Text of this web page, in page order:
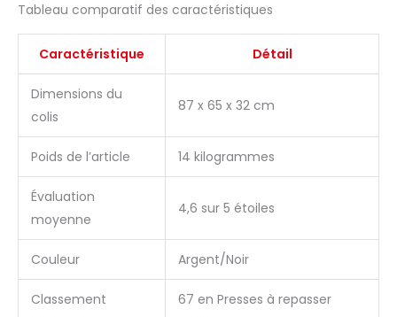
g par minute, sans
aucune goutte d'eau.
Facile à transporter et
à ranger. Poids net : 12,5
couleur argentée/noire.
uniquement à des fins
d'illustration. Utilisation
maximale
recommandée par le
fabricant : 200 heures
par an. Conçu pour une
long terme. Forte rafale
Tableau comparatif des caractéristiques
Caractéristique Détail
Dimensions du
colis
87 x 65 x 32 cm
Poids de l’article 14 kilogrammes
Évaluation
moyenne
4,6 sur 5 étoiles
Couleur Argent/Noir
Classement
67 en Presses à repasser